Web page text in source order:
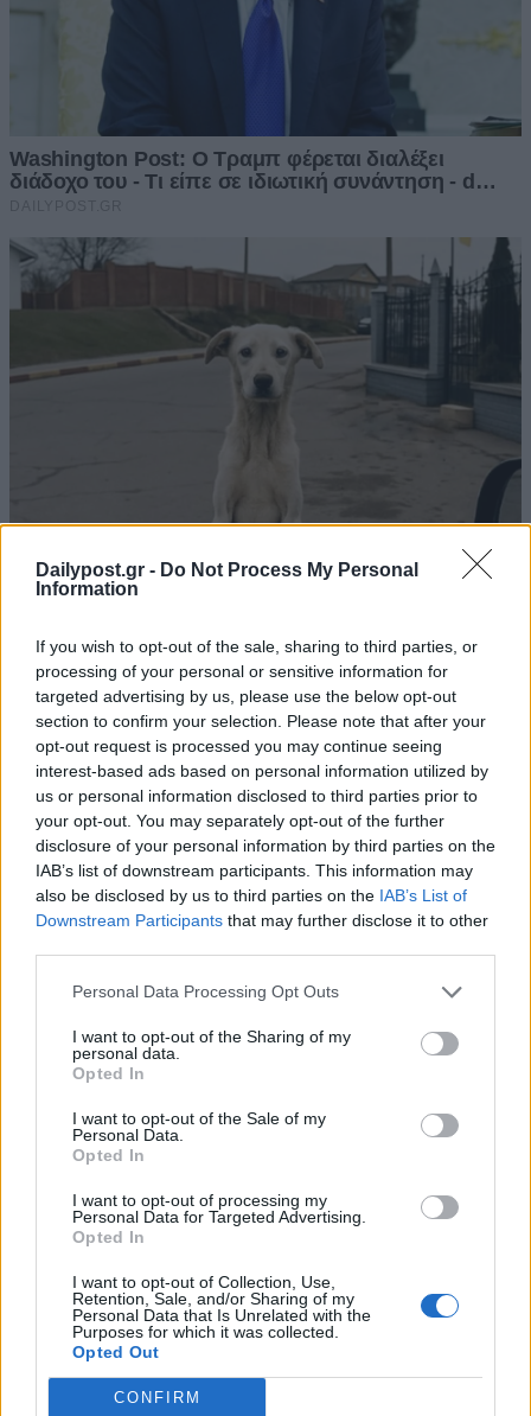
Dailypost.gr - Do Not Process My Personal
Information
If you wish to opt-out of the sale, sharing to third parties, or
processing of your personal or sensitive information for
targeted advertising by us, please use the below opt-out
section to confirm your selection. Please note that after your
opt-out request is processed you may continue seeing
interest-based ads based on personal information utilized by
us or personal information disclosed to third parties prior to
your opt-out. You may separately opt-out of the further
disclosure of your personal information by third parties on the
IAB’s list of downstream participants. This information may
also be disclosed by us to third parties on the IAB’s List of
Downstream Participants that may further disclose it to other
Personal Data Processing Opt Outs
I want to opt-out of the Sharing of my
personal data.
Opted In
I want to opt-out of the Sale of my
Personal Data.
Opted In
I want to opt-out of processing my
Personal Data for Targeted Advertising.
Opted In
I want to opt-out of Collection, Use,
Retention, Sale, and/or Sharing of my
Personal Data that Is Unrelated with the
Purposes for which it was collected.
Opted Out
CONFIRM